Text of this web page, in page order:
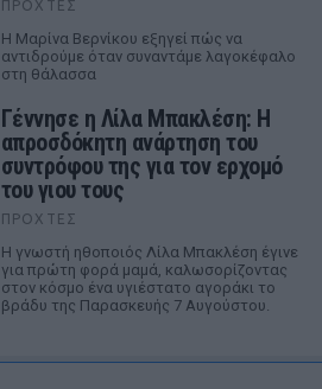
ΠΡΟΧΤΈΣ
Η Μαρίνα Βερνίκου εξηγεί πώς να
αντιδρούμε όταν συναντάμε λαγοκέφαλο
στη θάλασσα
Γέννησε η Λίλα Μπακλέση: Η
απροσδόκητη ανάρτηση του
συντρόφου της για τον ερχομό
του γιου τους
ΠΡΟΧΤΈΣ
Η γνωστή ηθοποιός Λίλα Μπακλέση έγινε
για πρώτη φορά μαμά, καλωσορίζοντας
στον κόσμο ένα υγιέστατο αγοράκι το
βράδυ της Παρασκευής 7 Αυγούστου.